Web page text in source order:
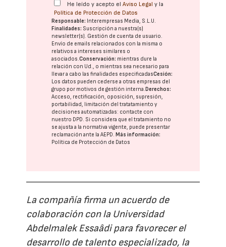
He leído y acepto elAviso Legal y la
Política de Protección de Datos
Responsable: Interempresas Media, S.L.U.
Finalidades: Suscripción a nuestra(s)
newsletter(s). Gestión de cuenta de usuario.
Envío de emails relacionados con la misma o
relativos a intereses similares o
asociados.Conservación: mientras dure la
relación con Ud., o mientras sea necesario para
llevar a cabo las finalidades especificadasCesión:
Los datos pueden cederse a otras empresas del
grupo por motivos de gestión interna. Derechos:
Acceso, rectificación, oposición, supresión,
portabilidad, limitación del tratatamiento y
decisiones automatizadas: contacte con
nuestro DPD. Si considera que el tratamiento no
se ajusta a la normativa vigente, puede presentar
reclamación ante laAEPD. Más información:
Política de Protección de Datos
La compañía firma un acuerdo de
colaboración con la Universidad
Abdelmalek Essaâdi para favorecer el
desarrollo de talento especializado, la